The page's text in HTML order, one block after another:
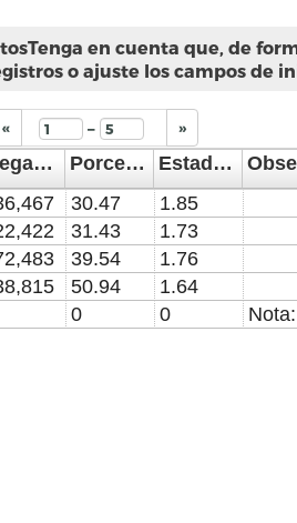
Tenga en cuenta que, de
o ajuste los campos de
« – »
Llegada de turistas Porcentaje de ocupación Estadía Promedio
30.47
1.85
31.43
1.73
39.54
1.76
50.94
1.64
0 0